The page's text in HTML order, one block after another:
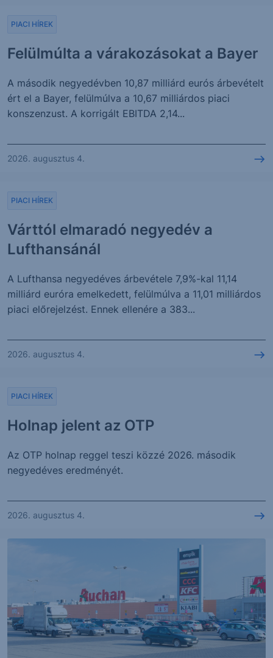
Felülmúlta a várakozásokat a Bayer
PIACI HÍREK
A második negyedévben 10,87 milliárd eurós árbevételt
ért el a Bayer, felülmúlva a 10,67 milliárdos piaci
konszenzust. A korrigált EBITDA 2,14...
2026. augusztus 4.
Várttól elmaradó negyedév a
Lufthansánál
PIACI HÍREK
A Lufthansa negyedéves árbevétele 7,9%-kal 11,14
milliárd euróra emelkedett, felülmúlva a 11,01 milliárdos
piaci előrejelzést. Ennek ellenére a 383...
2026. augusztus 4.
Holnap jelent az OTP
PIACI HÍREK
Az OTP holnap reggel teszi közzé 2026. második
negyedéves eredményét.
2026. augusztus 4.